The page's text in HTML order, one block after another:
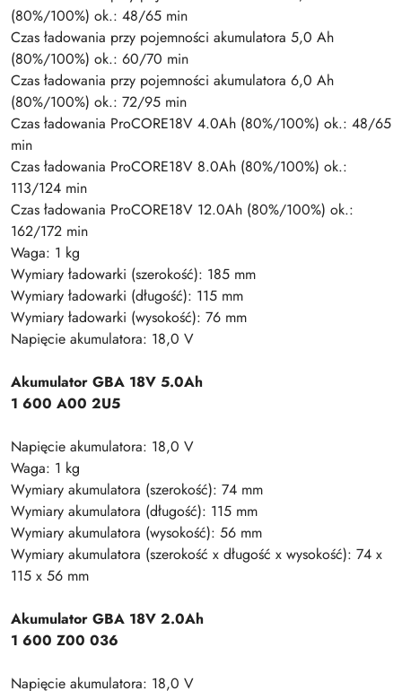
(80%/100%) ok.: 48/65 min
Czas ładowania przy pojemności akumulatora 5,0 Ah
(80%/100%) ok.: 60/70 min
Czas ładowania przy pojemności akumulatora 6,0 Ah
(80%/100%) ok.: 72/95 min
Czas ładowania ProCORE18V 4.0Ah (80%/100%) ok.: 48/65
min
Czas ładowania ProCORE18V 8.0Ah (80%/100%) ok.:
113/124 min
Czas ładowania ProCORE18V 12.0Ah (80%/100%) ok.:
162/172 min
Waga: 1 kg
Wymiary ładowarki (szerokość): 185 mm
Wymiary ładowarki (długość): 115 mm
Wymiary ładowarki (wysokość): 76 mm
Napięcie akumulatora: 18,0 V
Akumulator GBA 18V 5.0Ah
1 600 A00 2U5
Napięcie akumulatora: 18,0 V
Waga: 1 kg
Wymiary akumulatora (szerokość): 74 mm
Wymiary akumulatora (długość): 115 mm
Wymiary akumulatora (wysokość): 56 mm
Wymiary akumulatora (szerokość x długość x wysokość): 74 x
115 x 56 mm
Akumulator GBA 18V 2.0Ah
1 600 Z00 036
Napięcie akumulatora: 18,0 V